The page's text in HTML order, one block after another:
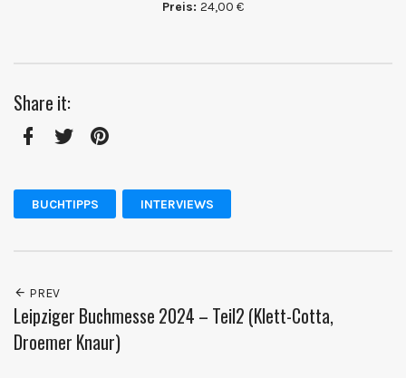
Preis: 24,00 €
Share it:
BUCHTIPPS INTERVIEWS
PREV
Leipziger Buchmesse 2024 – Teil2 (Klett-Cotta,
Droemer Knaur)